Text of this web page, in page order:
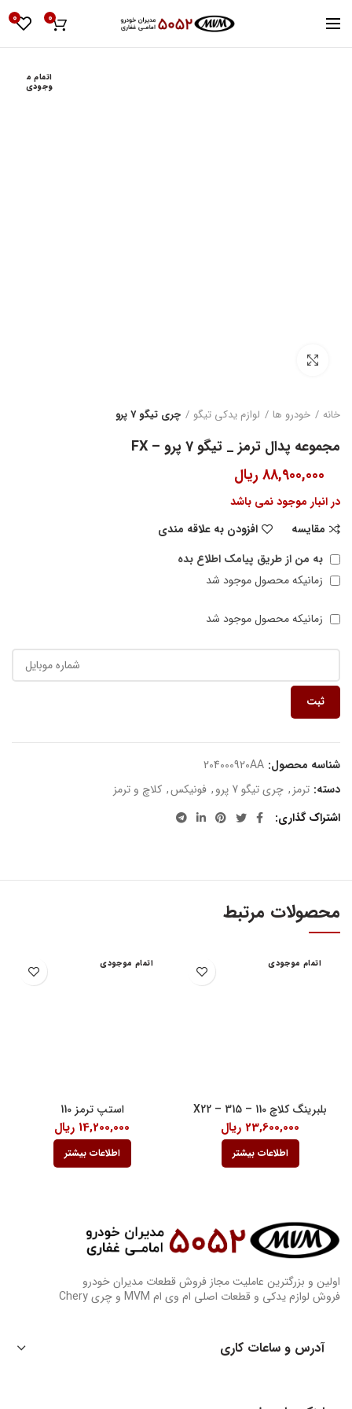
0
0
اتمام م
وجودی
خانه خودرو ها لوازم یدکی تیگو چری تیگو 7 پرو
مجموعه پدال ترمز _ تیگو 7 پرو – FX
88,900,000 ریال
در انبار موجود نمی باشد
مقایسه
افزودن به علاقه مندی
به من از طریق پیامک اطلاع بده
زمانیکه محصول موجود شد
زمانیکه محصول موجود شد
ثبت
شناسه محصول: 204000920AA
دسته: ترمز , چری تیگو 7 پرو , فونیکس, کلاچ و ترمز
اشتراک گذاری
محصولات مرتبط
اتمام موجودی
بلبرینگ کلاچ 110 – 315 – X22
23,600,000 ریال
اطلاعات بیشتر
اتمام موجودی
استپ ترمز 110
14,200,000 ریال
اطلاعات بیشتر
اولین و بزرگترین عاملیت مجاز فروش قطعات مدیران خودرو
فروش لوازم یدکی و قطعات اصلی ام وی ام MVM و چری Chery
آدرس و ساعات کاری